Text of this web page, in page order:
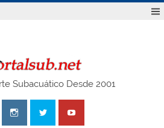
Subacuático Desde 2001